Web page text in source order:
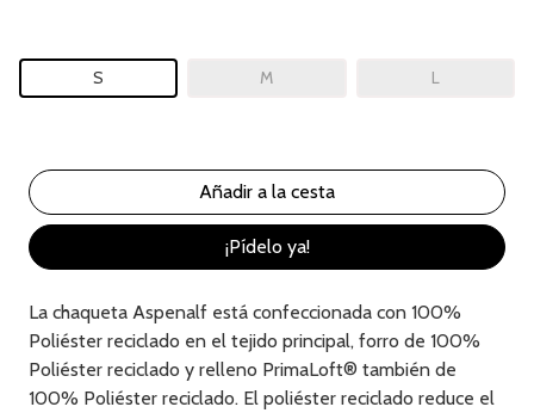
S M L
¡Pídelo ya!
La chaqueta Aspenalf está confeccionada con 100%
Poliéster reciclado en el tejido principal, forro de 100%
Poliéster reciclado y relleno PrimaLoft® también de
100% Poliéster reciclado. El poliéster reciclado reduce el